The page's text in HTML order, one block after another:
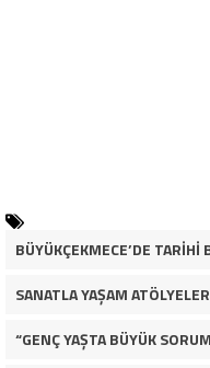
SANATLA YAŞAM